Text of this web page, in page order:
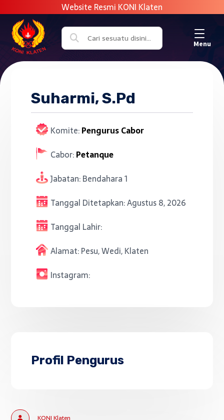
Menu
Suharmi, S.Pd
Komite:Pengurus Cabor
Cabor:Petanque
Jabatan:Bendahara 1
Tanggal Ditetapkan:Agustus 8, 2026
Tanggal Lahir:
Alamat:Pesu, Wedi, Klaten
Instagram:
Profil Pengurus
KONI Klaten